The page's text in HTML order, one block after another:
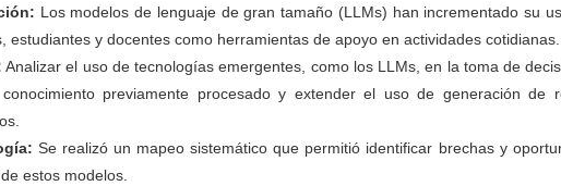
Los modelos de lenguaje de gran tamaño (LLMs) han incrementado su
estudiantes y docentes como herramientas de apoyo en actividades cotidianas.
Analizar el uso de tecnologías emergentes, como los LLMs, en la toma de
previamente procesado y extender el uso de generación de
Se realizó un mapeo sistemático que permitió identificar brechas y
estos modelos.